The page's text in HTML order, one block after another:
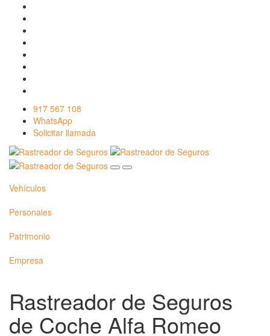
917 567 108
WhatsApp
Solicitar llamada
Vehículos
Personales
Patrimonio
Empresa
Rastreador de Seguros
de Coche Alfa Romeo